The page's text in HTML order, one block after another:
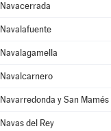
Navacerrada
Navalafuente
Navalagamella
Navalcarnero
Navarredonda y San Mamés
Navas del Rey